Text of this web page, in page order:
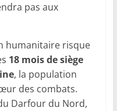
pas aux
humanitaire risque
18 mois de siège
, la population
des combats.
Darfour du Nord,